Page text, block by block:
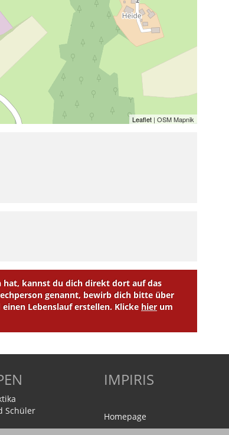
Leaflet | OSM Mapnik
hat, kannst du dich direkt dort auf das
genannt, bewirb dich bitte über
Lebenslauf erstellen. Klicke hier um
Schüler
IMPIRIS
Homepage